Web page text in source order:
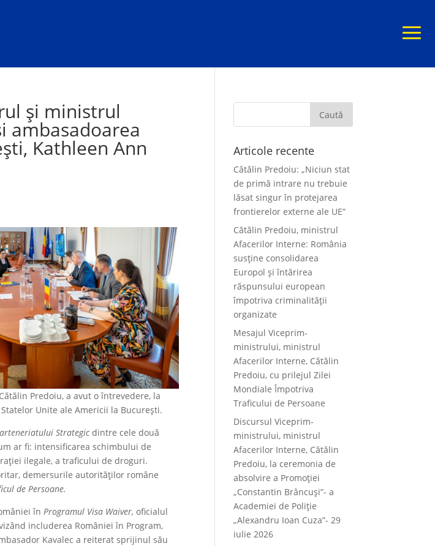
și ministrul
ambasadoarea
Kathleen Ann
Predoiu, a avut o întrevedere, la
Unite ale Americii la București.
Strategicdintre cele două
ar fi: intensificarea schimbului de
ilegale, a traficului de droguri.
demersurile autorităților române
de Persoane.
în Programul Visa Waiver, oficialul
includerea României în Program,
Kavalec a reiterat sprijinul său
Articole recente
Cătălin Predoiu: „Niciun stat
de primă intrare nu trebuie
lăsat singur în protejarea
frontierelor externe ale UE”
Cătălin Predoiu, ministrul
Afacerilor Interne: România
susține consolidarea
Europol și întărirea
răspunsului european
împotriva criminalității
organizate
Mesajul Viceprim-
ministrului, ministrul
Afacerilor Interne, Cătălin
Predoiu, cu prilejul Zilei
Mondiale Împotriva
Traficului de Persoane
Discursul Viceprim-
ministrului, ministrul
Afacerilor Interne, Cătălin
Predoiu, la ceremonia de
absolvire a Promoției
„Constantin Brâncuși”- a
Academiei de Poliție
„Alexandru Ioan Cuza”- 29
iulie 2026